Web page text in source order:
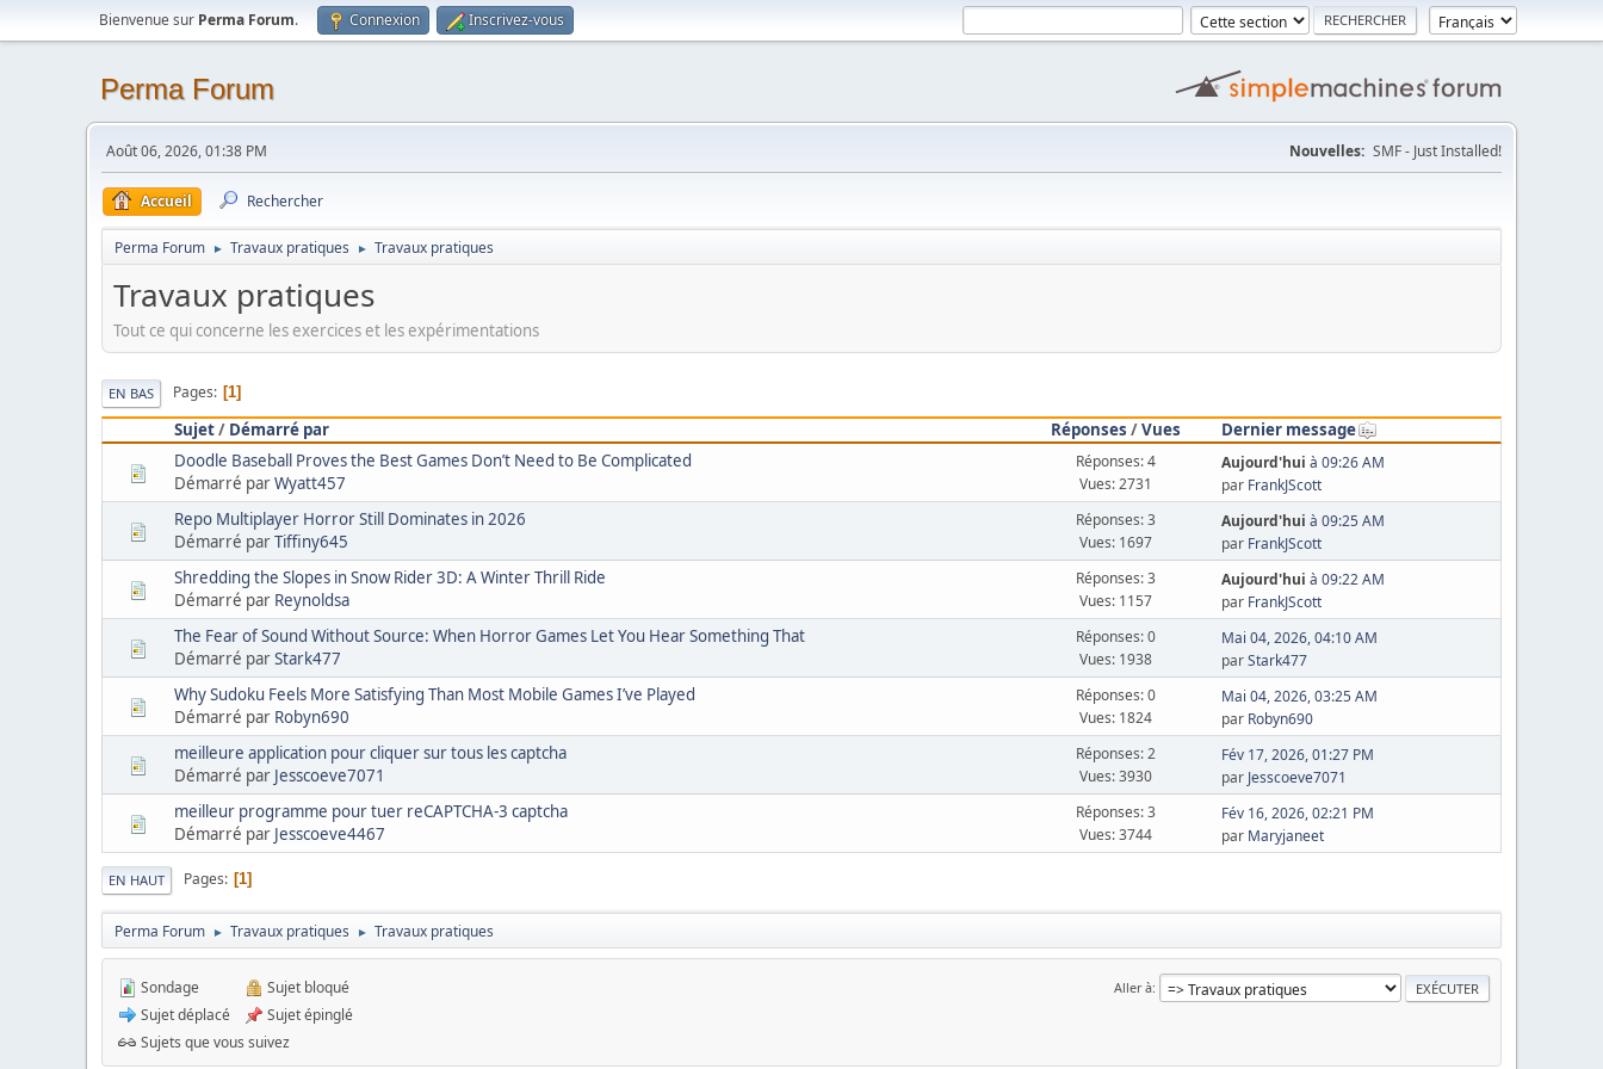
Bienvenue sur Perma Forum. Connexion Inscrivez-vous
Perma Forum
Août 06, 2026, 01:38 PM Nouvelles: SMF - Just Installed!
Accueil Rechercher
Perma Forum ► Travaux pratiques ► Travaux pratiques
Travaux pratiques
Tout ce qui concerne les exercices et les expérimentations
EN BAS Pages 1
Sujet/ Démarré par Réponses /Vues
Dernier message
Doodle Baseball Proves the Best Games Don’t Need to Be Complicated
Démarré parWyatt457
Réponses: 4
Vues: 2731
Aujourd'hui à 09:26 AM
par FrankJScott
Repo Multiplayer Horror Still Dominates in 2026
Démarré parTiffiny645
Réponses: 3
Vues: 1697
Aujourd'hui à 09:25 AM
par FrankJScott
Shredding the Slopes in Snow Rider 3D: A Winter Thrill Ride
Démarré par Reynoldsa
Réponses: 3
Vues: 1157
Aujourd'hui à 09:22 AM
par FrankJScott
The Fear of Sound Without Source: When Horror Games Let You Hear Something That
Démarré parStark477
Réponses: 0
Vues: 1938
Mai 04, 2026, 04:10 AM
parStark477
Why Sudoku Feels More Satisfying Than Most Mobile Games I’ve Played
Démarré par Robyn690
Réponses: 0
Vues: 1824
Mai 04, 2026, 03:25 AM
par Robyn690
meilleure application pour cliquer sur tous les captcha
Démarré par Jesscoeve7071
Réponses: 2
Vues: 3930
Fév 17, 2026, 01:27 PM
par Jesscoeve7071
meilleur programme pour tuer reCAPTCHA-3 captcha
Démarré par Jesscoeve4467
Réponses: 3
Vues: 3744
Fév 16, 2026, 02:21 PM
par Maryjaneet
EN HAUT Pages 1
Perma Forum ► Travaux pratiques ► Travaux pratiques
Aller à
Sondage
Sujet déplacé
Sujet bloqué
Sujet épinglé
Sujets que vous suivez